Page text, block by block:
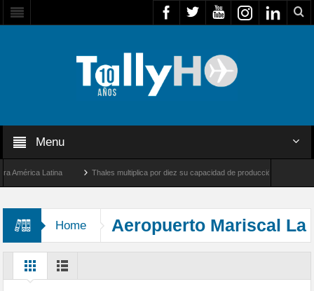
Menu
Latina Thales multiplica por diez su capacidad de producción de radares en
Home
Aeropuerto Mariscal La
Mar